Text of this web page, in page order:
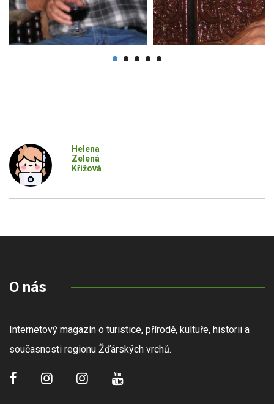
Helena
Zelená
Křížová
O nás
Internetový magazín o turistice, přírodě, kultuře, historii a
současnosti regionu Žďárských vrchů.